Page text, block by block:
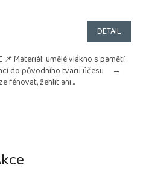
DETAIL
📌 Materiál: umělé vlákno s pamětí
do původního tvaru účesu →
fénovat, žehlit ani...